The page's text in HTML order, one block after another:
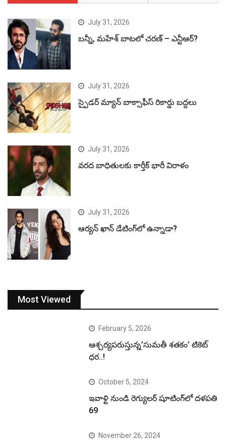
July 31, 2026
బన్నీ, మహేశ్ బాటలో చరణ్ – ఎన్టీఆర్?
July 31, 2026
స్పైడర్ మ్యాన్ బాక్సాఫీస్ రికార్డు బద్దలు
July 31, 2026
వరద బాధితులకు కార్తీక్ భారీ విరాళం
July 31, 2026
ఆర్యన్ ఖాన్ డేటింగ్‌లో ఉన్నాడా?
Most Viewed
February 5, 2026
ఆశ్చర్యపరుస్తున్న’సుమతీ శతకం’ టికెట్
ధర..!
October 5, 2024
ఇవాళ్టి నుండి రెగ్యులర్ షూటింగ్‌లో దళపతి
69
November 26, 2024